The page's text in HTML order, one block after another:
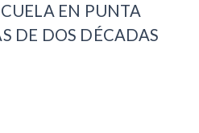
EN PUNTA
DE DOS DÉCADAS